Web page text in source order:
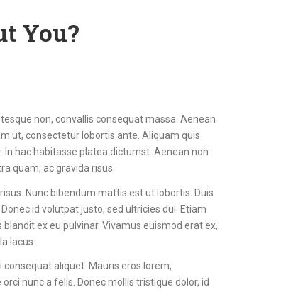
You?
non, convallis consequat massa. Aenean
ut, consectetur lobortis ante. Aliquam quis
hac habitasse platea dictumst. Aenean non
quam, ac gravida risus.
Nunc bibendum mattis est ut lobortis. Duis
id volutpat justo, sed ultricies dui. Etiam
ex eu pulvinar. Vivamus euismod erat ex,
lacus.
aliquet. Mauris eros lorem,
nunc a felis. Donec mollis tristique dolor, id